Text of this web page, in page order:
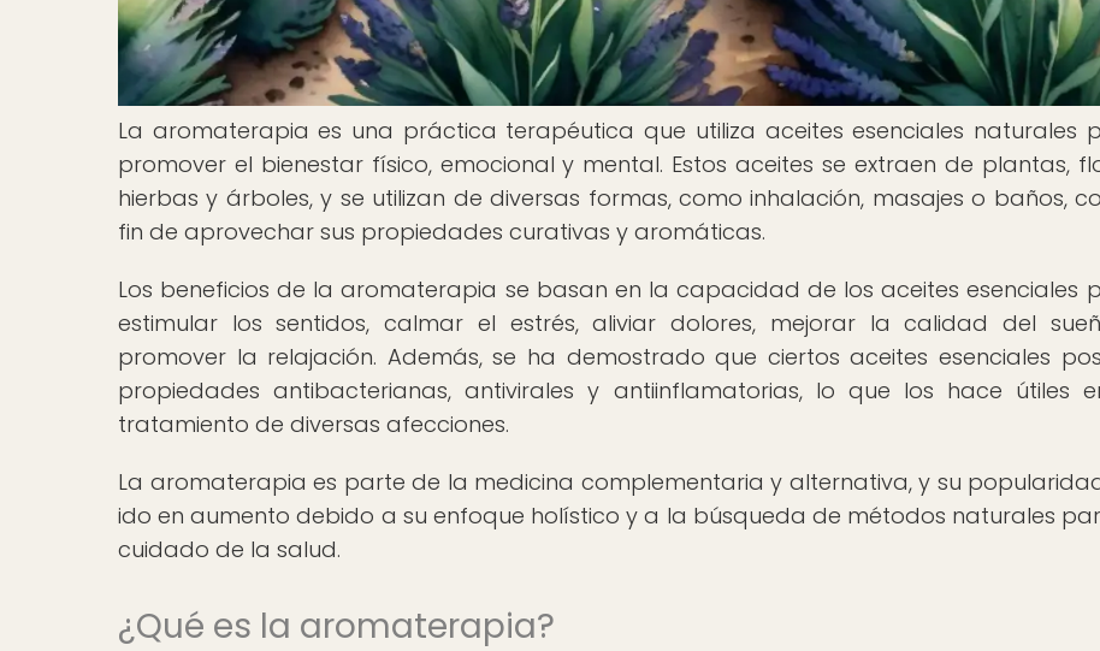
La aromaterapia es una práctica terapéutica que utiliza aceites esenciales naturales
promover el bienestar físico, emocional y mental. Estos aceites se extraen de plantas,
hierbas y árboles, y se utilizan de diversas formas, como inhalación, masajes o baños,
fin de aprovechar sus propiedades curativas y aromáticas.
Los beneficios de la aromaterapia se basan en la capacidad de los aceites esenciales
estimular los sentidos, calmar el estrés, aliviar dolores, mejorar la calidad del
promover la relajación. Además, se ha demostrado que ciertos aceites esenciales
propiedades antibacterianas, antivirales y antiinflamatorias, lo que los hace útiles
tratamiento de diversas afecciones.
La aromaterapia es parte de la medicina complementaria y alternativa, y su
ido en aumento debido a su enfoque holístico y a la búsqueda de métodos naturales
cuidado de la salud.
¿Qué es la aromaterapia?